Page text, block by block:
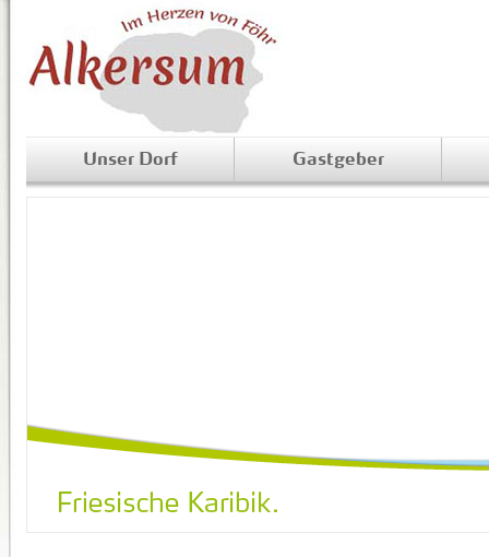
Unser Dorf Gastgeber